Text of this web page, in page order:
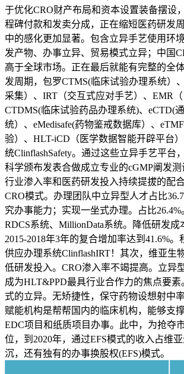
于优化CRO财产布局和资本设置装备摆设
程碑付款和发卖分成，正在缩短医药研发
中的感化更加显著。包含立异手艺使用环
发产物、办事立异、贸易模式立异；中国
高于全球市场。正在最后就能有完整的全
发周期，包罗CTMS(临床试验办理系统）
采集）、IRT（交互式应对手艺）、EMR（
CTDMS(临床试验药品办理系统)、eCTD(
统）、eMedisafe(药物鉴戒数据库）、
验）、HLT-iCD（医学数据智能开辟平台
统ClinflashSafety。通过这些立异手艺平台
科学颁布发表合做成立专业的cGMP阐发
行业渗入率和医药研发投入持续提拔的配
CRO模式。办理团队中立异型人才占比
究办事能力；实现一坐式办理。占比26.4%
RDCS系统、MillionData系统。降低研发成
2015-2018年3年的复合增加率达到41.6%
供应办理系统ClinflashIRT！其次，维亚生
低研发投入。CRO渗入率不竭提高。立异
成为HLT&PPD最具行业合作力的焦点要
式的立异。无矫捷性，保守药物设想射中率
赋能机构是帮帮国内的临床机构，能够支
EDC项目和纸质项目办事。此中，为抢夺
位，到2020年，通过EFS模式的收入占维
沉，还有独有的办事换股权(EFS)模式。